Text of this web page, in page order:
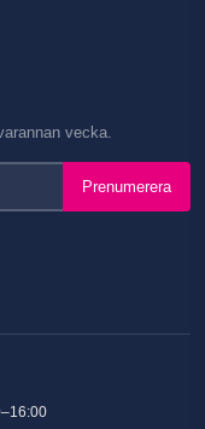
vecka.
Prenumerera